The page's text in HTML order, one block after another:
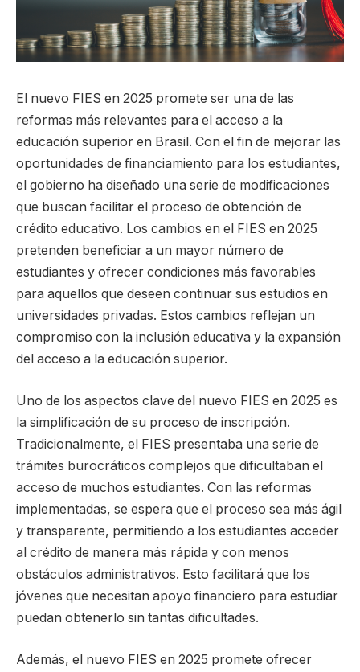
El nuevo FIES en 2025 promete ser una de las
reformas más relevantes para el acceso a la
educación superior en Brasil. Con el fin de mejorar las
oportunidades de financiamiento para los estudiantes,
el gobierno ha diseñado una serie de modificaciones
que buscan facilitar el proceso de obtención de
crédito educativo. Los cambios en el FIES en 2025
pretenden beneficiar a un mayor número de
estudiantes y ofrecer condiciones más favorables
para aquellos que deseen continuar sus estudios en
universidades privadas. Estos cambios reflejan un
compromiso con la inclusión educativa y la expansión
del acceso a la educación superior.
Uno de los aspectos clave del nuevo FIES en 2025 es
la simplificación de su proceso de inscripción.
Tradicionalmente, el FIES presentaba una serie de
trámites burocráticos complejos que dificultaban el
acceso de muchos estudiantes. Con las reformas
implementadas, se espera que el proceso sea más ágil
y transparente, permitiendo a los estudiantes acceder
al crédito de manera más rápida y con menos
obstáculos administrativos. Esto facilitará que los
jóvenes que necesitan apoyo financiero para estudiar
puedan obtenerlo sin tantas dificultades.
Además, el nuevo FIES en 2025 promete ofrecer